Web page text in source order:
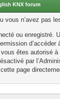
KNX forum
vous n’avez pas
ou
êtes autorisé
par
page